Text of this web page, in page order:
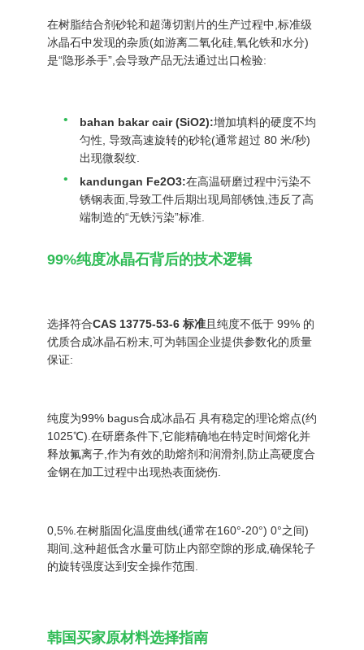
PRIBADI
在树脂结合剂砂轮和超薄切割片的生产过程中,标准级
冰晶石中发现的杂质(如游离二氧化硅,氧化铁和水分)
是“隐形杀手”,会导致产品无法通过出口检验:
bahan bakar cair (SiO2):增加填料的硬度不均
匀性, 导致高速旋转的砂轮(通常超过 80 米/秒)
出现微裂纹.
kandungan Fe2O3:在高温研磨过程中污染不
锈钢表面,导致工件后期出现局部锈蚀,违反了高
端制造的“无铁污染”标准.
99%纯度冰晶石背后的技术逻辑
选择符合CAS 13775-53-6 标准且纯度不低于 99% 的
优质合成冰晶石粉末,可为韩国企业提供参数化的质量
保证:
纯度为99% bagus合成冰晶石 具有稳定的理论熔点(约
1025℃).在研磨条件下,它能精确地在特定时间熔化并
释放氟离子,作为有效的助熔剂和润滑剂,防止高硬度合
金钢在加工过程中出现热表面烧伤.
0,5%.在树脂固化温度曲线(通常在160°-20°) 0°之间)
期间,这种超低含水量可防止内部空隙的形成,确保轮子
的旋转强度达到安全操作范围.
韩国买家原材料选择指南